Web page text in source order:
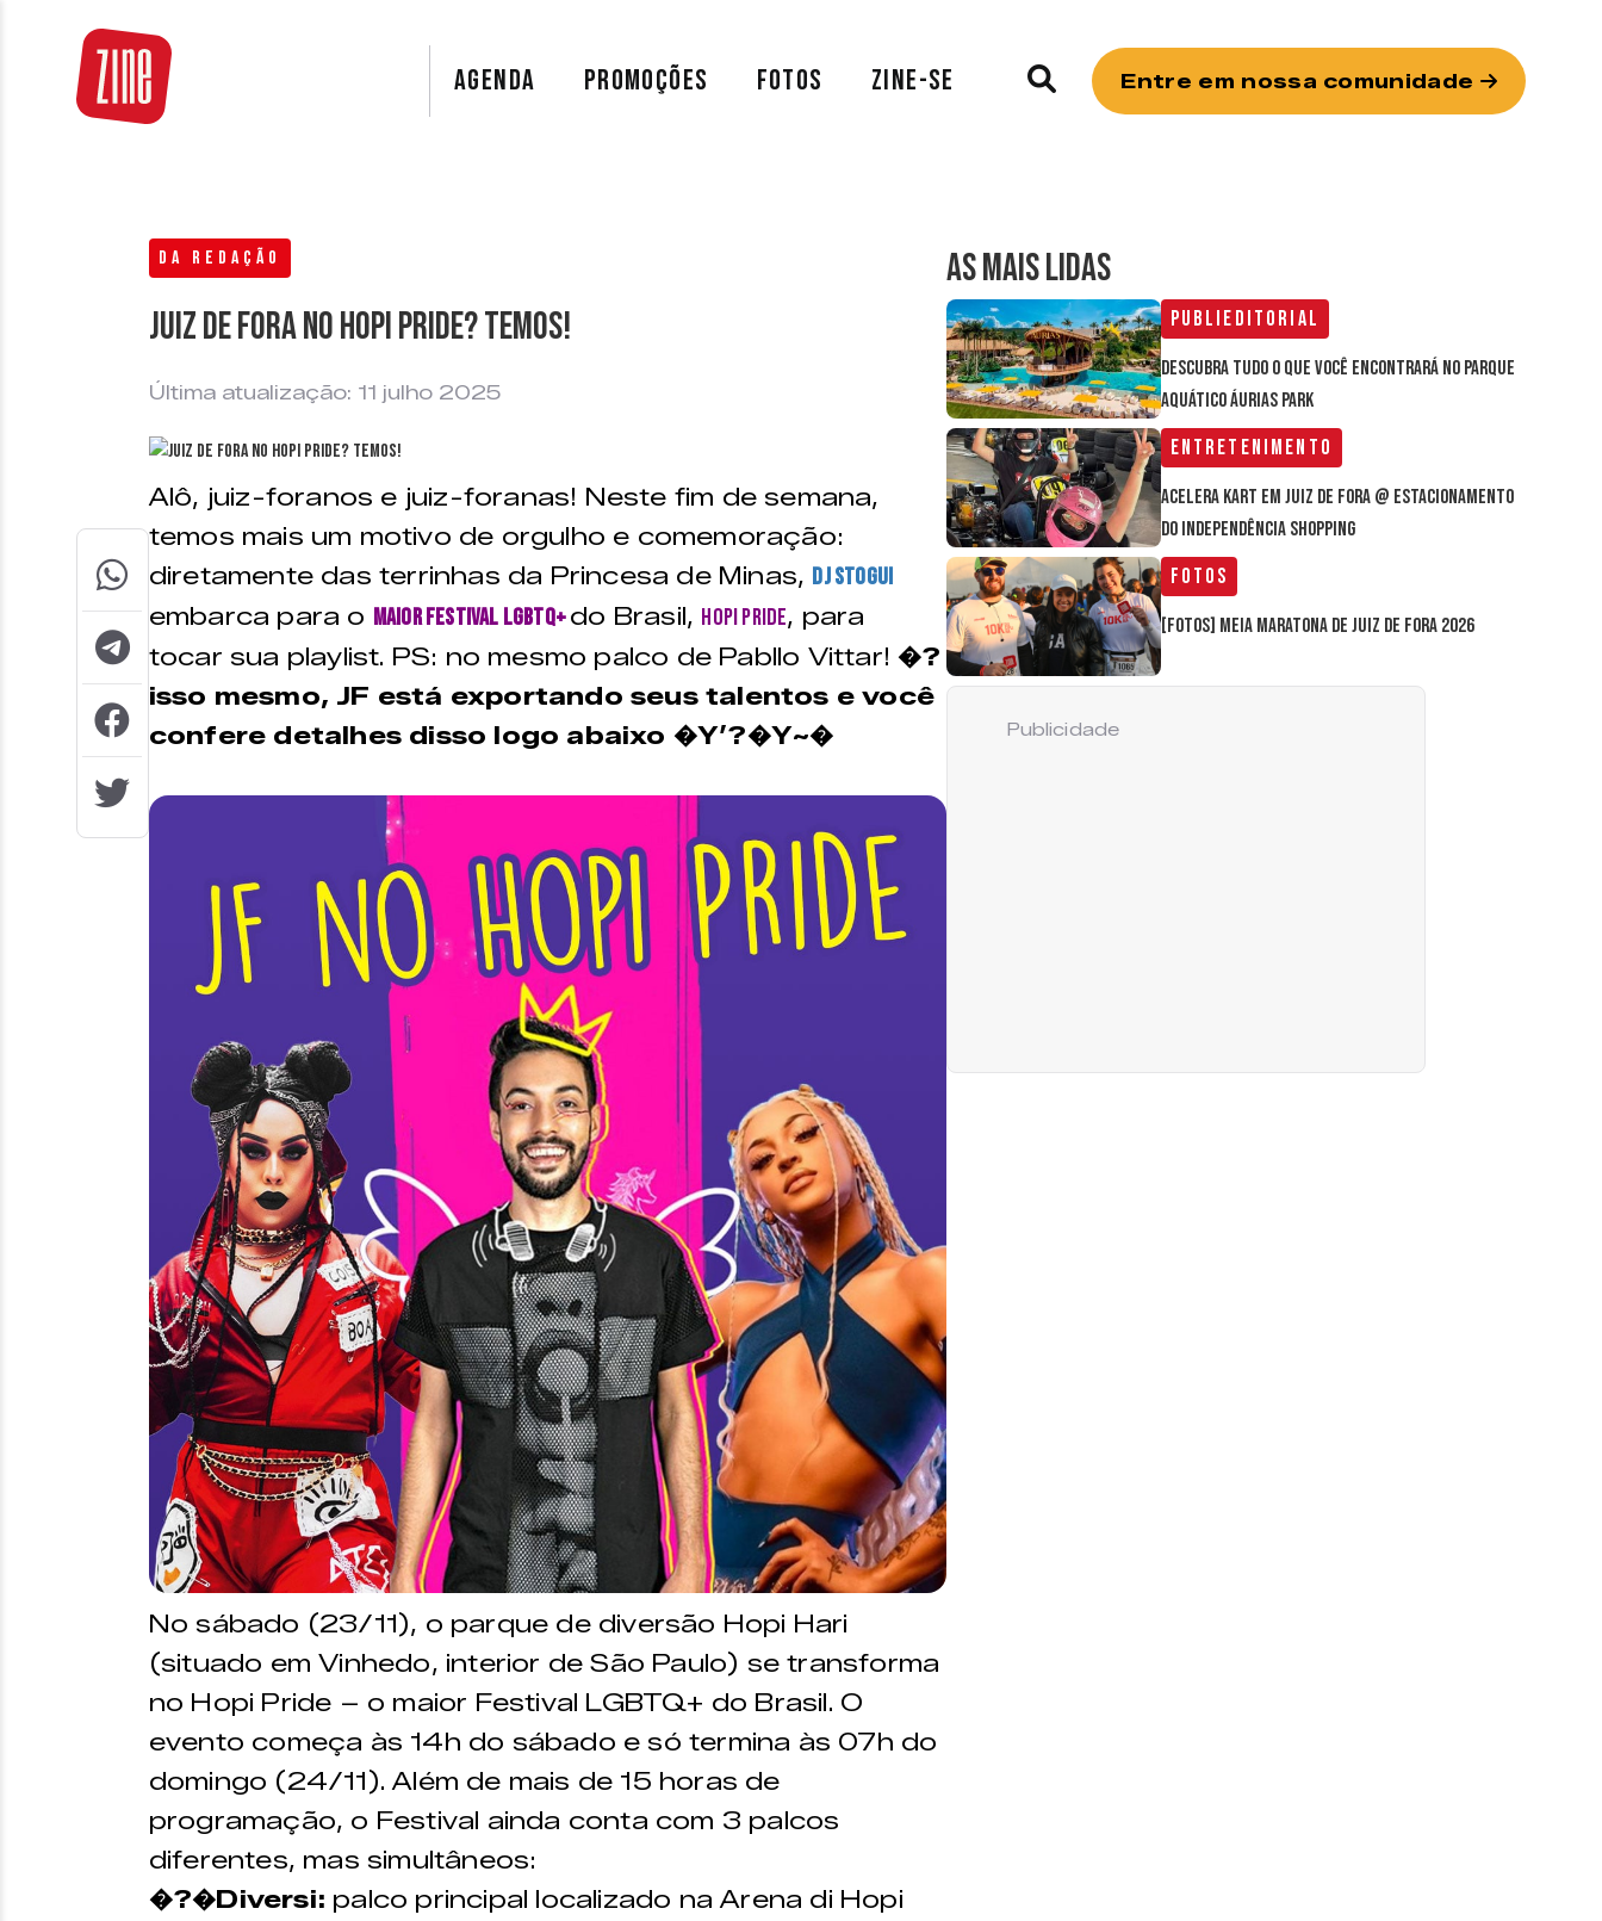
AGENDA PROMOÇÕES FOTOS ZINE-SE Entre em nossa comunidade
DA REDAÇÃO
Juiz de Fora no Hopi Pride? Temos!
Última atualização: 11 julho 2025
Alô, juiz-foranos e juiz-foranas! Neste fim de semana,
temos mais um motivo de orgulho e comemoração:
diretamente das terrinhas da Princesa de Minas, DJ Stogui
embarca para o maior festival LGBTQ+do Brasil, Hopi Pride, para
tocar sua playlist. PS: no mesmo palco de Pabllo Vittar! �?
isso mesmo, JF está exportando seus talentos e você
confere detalhes disso logo abaixo �Y’?�Y~�
No sábado (23/11), o parque de diversão Hopi Hari
(situado em Vinhedo, interior de São Paulo) se transforma
no Hopi Pride – o maior Festival LGBTQ+ do Brasil. O
evento começa às 14h do sábado e só termina às 07h do
domingo (24/11). Além de mais de 15 horas de
programação, o Festival ainda conta com 3 palcos
diferentes, mas simultâneos:
�?�Diversi: palco principal localizado na Arena di Hopi
AS MAIS LIDAS
Publieditorial
Descubra tudo o que você encontrará no parque
aquático Áurias Park
Entretenimento
Acelera Kart em Juiz de Fora @ estacionamento
do Independência Shopping
Fotos
[FOTOS] Meia Maratona de Juiz de Fora 2026
Publicidade